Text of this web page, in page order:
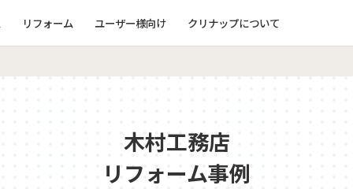
リフォーム ユーザー様向け クリナップについて
木村工務店
リフォーム事例